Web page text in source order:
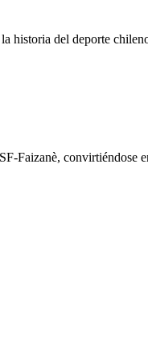
la historia del deporte
Faizanè, convirtiéndose